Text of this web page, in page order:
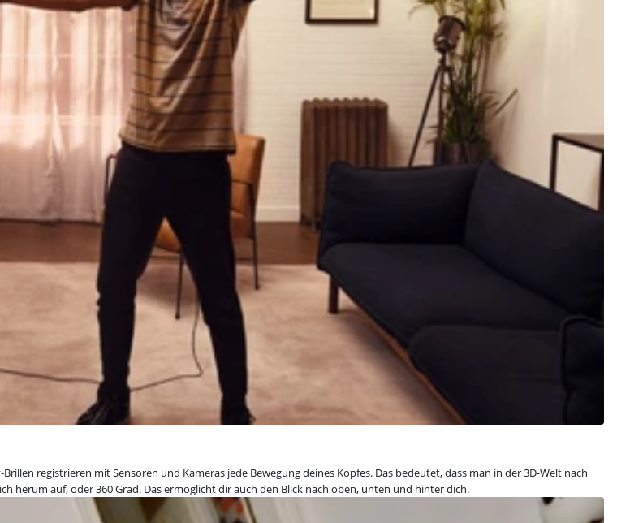
registrieren mit Sensoren und Kameras jede Bewegung deines Kopfes. Das bedeutet, dass man in der 3D-Welt nach
herum auf, oder 360 Grad. Das ermöglicht dir auch den Blick nach oben, unten und hinter dich.